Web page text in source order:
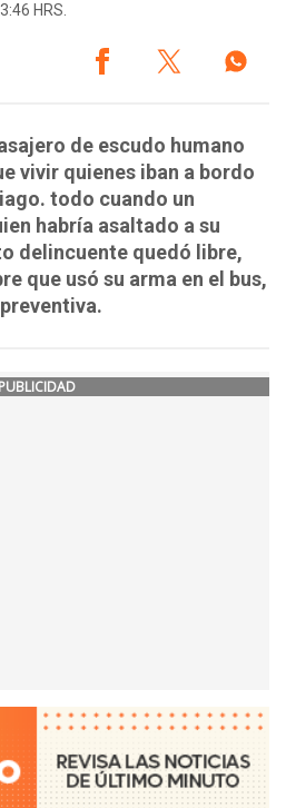
HRS.
de escudo humano
vivir quienes iban a bordo
todo cuando un
habría asaltado a su
delincuente quedó libre,
que usó su arma en el bus,
PUBLICIDAD